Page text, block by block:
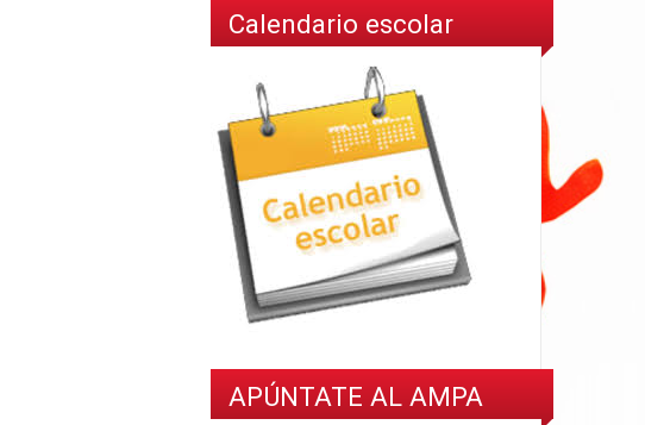
Calendario escolar
APÚNTATE AL AMPA